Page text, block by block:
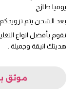
يوميا طازج.
بعد الشحن يتم تزويدكم
نقوم بأفضل انواع
هديتك انيقة وجميلة .
موثق